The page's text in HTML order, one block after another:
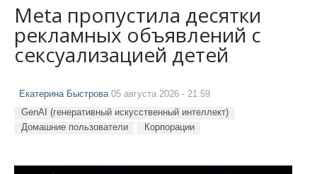
Meta пропустила десятки
рекламных объявлений с
сексуализацией детей
Екатерина Быстрова 05 августа 2026 - 21:59
GenAI (генеративный искусственный интеллект)
Домашние пользователи
Корпорации